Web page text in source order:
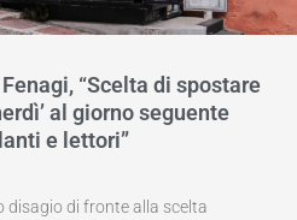
“Scelta di spostare
al giorno seguente
e lettori”
disagio di fronte alla scelta